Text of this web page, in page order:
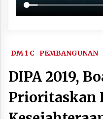
DM 1 C PEMBANGUNAN
DIPA 2019,
Prioritaskan